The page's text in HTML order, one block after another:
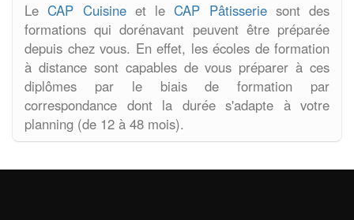
LeCAP Cuisineet leCAP Pâtisseriesont des
formations qui dorénavant peuvent être préparée
depuis chez vous. En effet, les écoles de formation
à distance sont capables de vous préparer à ces
diplômes par le biais de formation par
correspondance dont la durée s'adapte à votre
planning (de 12 à 48 mois).